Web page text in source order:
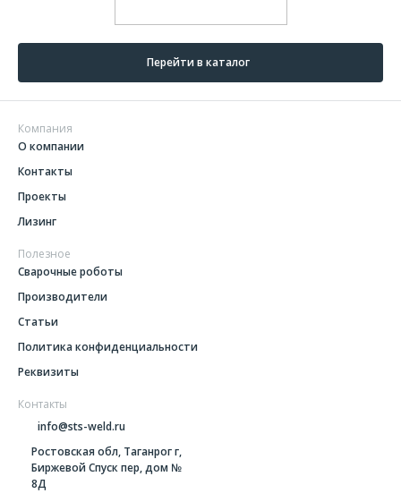
Перейти в каталог
Компания
О компании
Контакты
Проекты
Лизинг
Полезное
Сварочные роботы
Производители
Статьи
Политика конфиденциальности
Реквизиты
Контакты
info@sts-weld.ru
Ростовская обл, Таганрог г,
Биржевой Спуск пер, дом №
8Д